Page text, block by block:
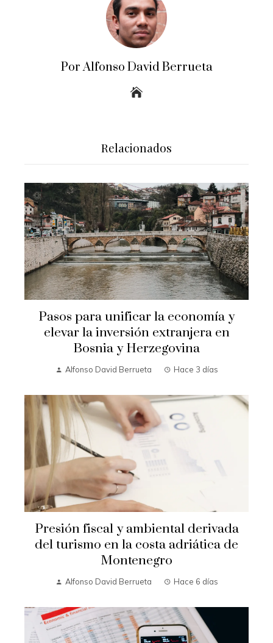
Por Alfonso David Berrueta
Relacionados
Pasos para unificar la economía y
elevar la inversión extranjera en
Bosnia y Herzegovina
Alfonso David Berrueta Hace 3 días
Presión fiscal y ambiental derivada
del turismo en la costa adriática de
Montenegro
Alfonso David Berrueta Hace 6 días